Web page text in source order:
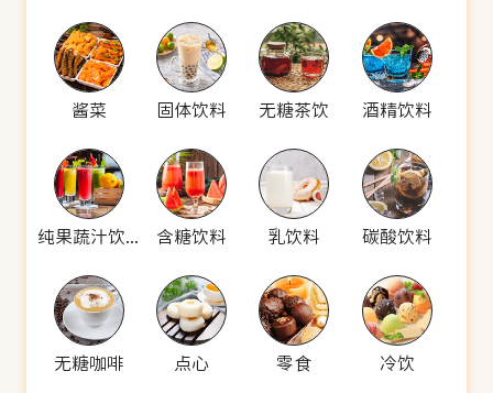
酱菜 固体饮料 无糖茶饮 酒精饮料
纯果蔬汁饮料 含糖饮料 乳饮料 碳酸饮料
无糖咖啡 点心 零食 冷饮